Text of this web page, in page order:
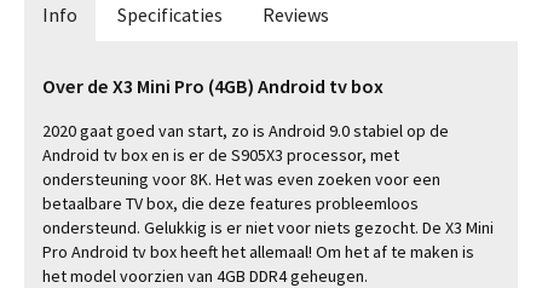
Info Specificaties Reviews
Over de X3 Mini Pro (4GB) Android tv box
2020 gaat goed van start, zo is Android 9.0 stabiel op de
Android tv box en is er de S905X3 processor, met
ondersteuning voor 8K. Het was even zoeken voor een
betaalbare TV box, die deze features probleemloos
ondersteund. Gelukkig is er niet voor niets gezocht. De X3 Mini
Pro Android tv box heeft het allemaal! Om het af te maken is
het model voorzien van 4GB DDR4 geheugen.